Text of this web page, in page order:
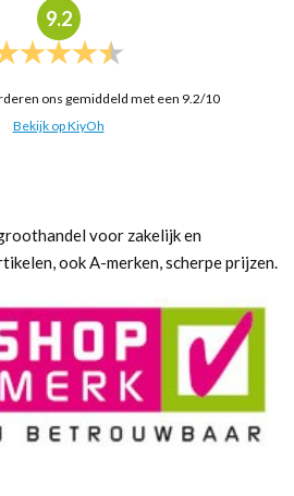
9.2
ons gemiddeld met een 9.2/10
Bekijk op KiyOh
voor zakelijk en
ook A-merken, scherpe prijzen.